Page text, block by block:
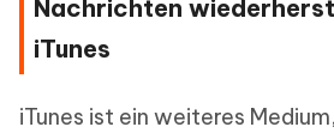
Nachrichten
iTunes
iTunes ist ein weiteres